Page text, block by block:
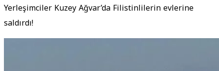
Yerleşimciler Kuzey Ağvar’da Filistinlilerin evlerine
saldırdı!